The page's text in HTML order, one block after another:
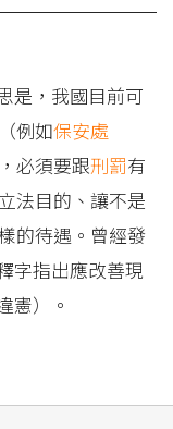
是，我國目前可
例如保安處
必須要跟刑罰有
法目的、讓不是
的待遇。曾經發
釋字指出應改善現
憲）。